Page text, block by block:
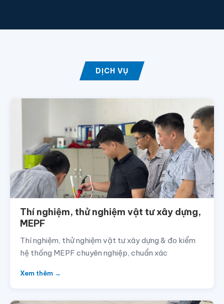
DỊCH VỤ
Thí nghiệm, thử nghiệm vật tư xây dựng,
MEPF
Thí nghiệm, thử nghiệm vật tư xây dựng & đo kiểm
hệ thống MEPF chuyên nghiệp, chuẩn xác
Xem thêm →